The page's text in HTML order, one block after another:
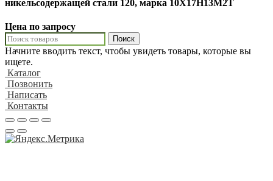
никельсодержащей стали 120, марка 10Х17Н13М2Т
Цена по запросу
Поиск
Начните вводить текст, чтобы увидеть товары, которые вы
ищете.
Каталог
Позвонить
Написать
Контакты